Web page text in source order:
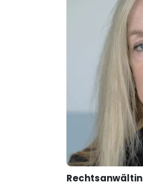
Rechtsanwältin